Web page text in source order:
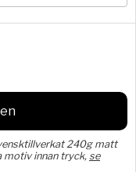
240g matt
motiv innan tryck, se